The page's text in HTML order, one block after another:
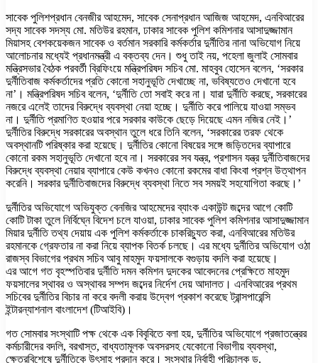
সাবেক পুলিশপ্রধান বেনজীর আহমেদ, সাবেক সেনাপ্রধান আজিজ আহমেদ, এনবিআরের
সদ্য সাবেক সদস্য মো. মতিউর রহমান, ঢাকার সাবেক পুলিশ কমিশনার আসাদুজ্জামান
মিয়াসহ বেশকয়েকজন সাবেক ও বর্তমান সরকারি কর্মকর্তার দুর্নীতির নানা অভিযোগ নিয়ে
আলোচনার মধ্যেই প্রধানমন্ত্রী এ বক্তব্য দেন। শুধু তাই নয়, পহেলা জুলাই সোমবার
মন্ত্রিসভার বৈঠক পরবর্তী ব্রিফিংয়ে মন্ত্রিপরিষদ সচিব মো. মাহবুব হোসেন বলেন, ‘সরকার
দুর্নীতিবাজ কর্মকর্তাদের প্রতি কোনো সহানুভূতি দেখাচ্ছে না, ভবিষ্যতেও দেখানো হবে
না’। মন্ত্রিপরিষদ সচিব বলেন, ‘দুর্নীতি তো সবাই করে না। যারা দুর্নীতি করছে, সরকারের
নজরে এলেই তাদের বিরুদ্ধে ব্যবস্থা নেয়া হচ্ছে। দুর্নীতি করে পালিয়ে যাওয়া সম্ভব
না। দুর্নীতি প্রমাণিত হওয়ার পরে সরকার কাউকে ছেড়ে দিয়েছে এমন নজির নেই।’
দুর্নীতির বিরুদ্ধে সরকারের অবস্থান তুলে ধরে তিনি বলেন, ‘সরকারের তরফ থেকে
অবস্থানটি পরিষ্কার করা হয়েছে। দুর্নীতির কোনো বিষয়ের সঙ্গে জড়িতদের ব্যাপারে
কোনো রকম সহানুভূতি দেখানো হবে না। সরকারের সব যন্ত্র, প্রশাসন যন্ত্র দুর্নীতিবাজদের
বিরুদ্ধে ব্যবস্থা নেয়ার ব্যাপারে কেউ কখনও কোনো রকমের বাধা কিংবা প্রশ্ন উত্থাপন
করেনি। সরকার দুর্নীতিবাজদের বিরুদ্ধে ব্যবস্থা নিতে সব সময়ই সহযোগিতা করছে।’
দুর্নীতির অভিযোগে অভিযুক্ত বেনজির আহমেদের ব্যাংক একাউন্ট জব্দের আগে কোটি
কোটি টাকা তুলে নির্বিঘ্নে বিদেশ চলে যাওয়া, ঢাকার সাবেক পুলিশ কমিশনার আসাদুজ্জামান
মিয়ার দুর্নীতি তথ্য দেয়ায় এক পুলিশ কর্মকর্তাকে চাকরিচ্যুত করা, এনবিআরের মতিউর
রহমানকে গ্রেফতার না করা নিয়ে ব্যাপক বিতর্ক চলছে। এর মধ্যে দুর্নীতির অভিযোগ ওঠা
রাজস্ব বিভাগের প্রথম সচিব আবু মাহমুদ ফয়সালকে বগুড়ায় বদলি করা হয়েছে।
এর আগে গত বৃহস্পতিবার দুর্নীতি দমন কমিশন দুদকের আবেদনের প্রেক্ষিতে মাহমুদ
ফয়সালের স্থাবর ও অস্থাবর সম্পদ জব্দের নির্দেশ দেয় আদালত। এনবিআরের প্রথম
সচিবের দুর্নীতির বিচার না করে বদলী করায় উদ্বেগ প্রকাশ করেছে ট্রান্সপারেন্সি
ইন্টারন্যাশনাল বাংলাদেশ (টিআইবি)।
গত সোমবার সংস্থাটি পক্ষ থেকে এক বিবৃবিতে বলা হয়, দুর্নীতির অভিযোগে প্রজাতন্ত্রের
কর্মচারীদের বদলি, বরখাস্ত, বাধ্যতামূলক অবসরসহ যেকোনো বিভাগীয় ব্যবস্থা,
ক্ষেত্রবিশেষে দুর্নীতিকে উৎসাহ প্রদান করে। সংস্থার নির্বাহী পরিচালক ড.